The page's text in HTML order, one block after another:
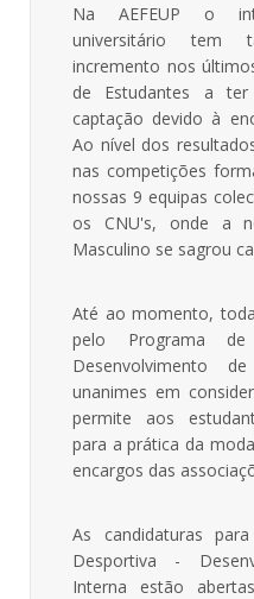
Na AEFEUP o
universitário tem
incremento nos
de Estudantes a
captação devido à
Ao nível dos
nas competições
nossas 9 equipas
os CNU's, onde a
Masculino se sagrou
Até ao momento,
pelo Programa
Desenvolvimento
unanimes em
permite aos
para a prática da
encargos das
As candidaturas
Desportiva -
Interna estão